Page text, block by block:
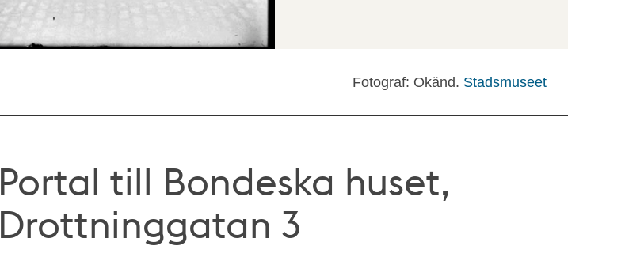
Fotograf: Okänd. Stadsmuseet
Portal till Bondeska huset,
Drottninggatan 3